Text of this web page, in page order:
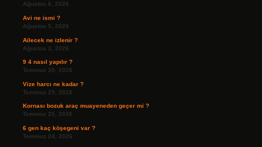
Ağustos 6, 2026
Avi ne ismi ?
Ağustos 5, 2026
Ailecek ne izlenir ?
Ağustos 3, 2026
9 4 nasıl yapılır ?
Temmuz 30, 2026
Vize harcı ne kadar ?
Temmuz 29, 2026
Kornası bozuk araç muayeneden geçer mi ?
Temmuz 25, 2026
6 gen kaç köşegeni var ?
Temmuz 24, 2026